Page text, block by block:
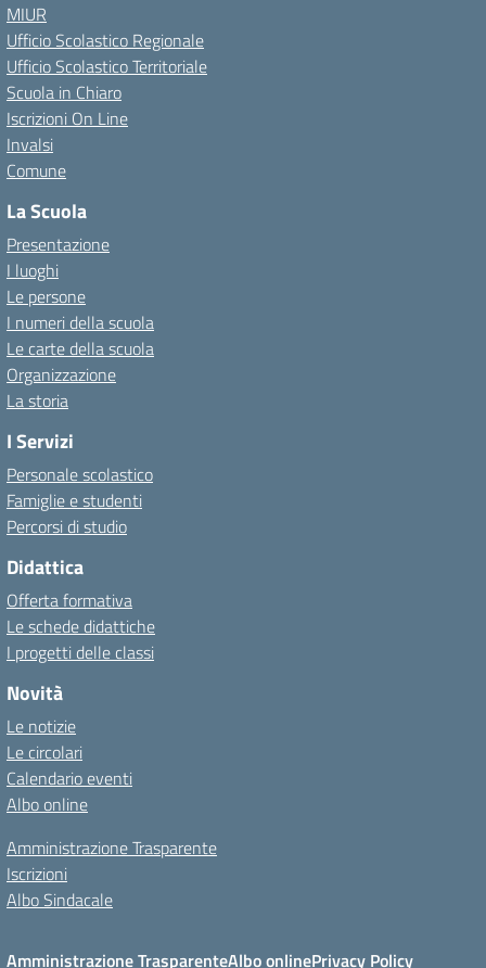
MIUR
Ufficio Scolastico Regionale
Ufficio Scolastico Territoriale
Scuola in Chiaro
Iscrizioni On Line
Invalsi
Comune
La Scuola
Presentazione
I luoghi
Le persone
I numeri della scuola
Le carte della scuola
Organizzazione
La storia
I Servizi
Personale scolastico
Famiglie e studenti
Percorsi di studio
Didattica
Offerta formativa
Le schede didattiche
I progetti delle classi
Novità
Le notizie
Le circolari
Calendario eventi
Albo online
Amministrazione Trasparente
Iscrizioni
Albo Sindacale
Amministrazione TrasparenteAlbo onlinePrivacy Policy